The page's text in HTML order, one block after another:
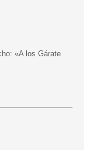
«A los Gárate